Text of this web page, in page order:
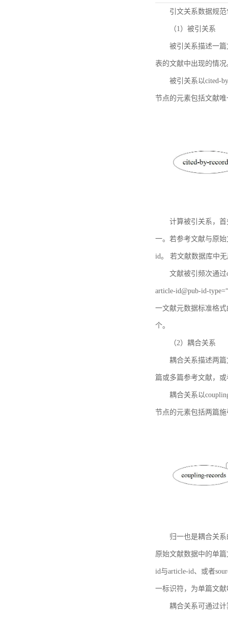
引文关系数据规
（1）被引关系
被引关系描述一
表的文献中出现的情况
被引关系以cited-
节点的元素包括文献
计算被引关系，
一。若参考文献与原
id。 若文献数据库中
文献被引频次通
article-id@pub-id-
一文献元数据标准格
个。
（2）耦合关系
耦合关系描述两
篇或多篇参考文献，
耦合关系以
节点的元素包括两篇
归一也是耦合关
原始文献数据中的单篇
id与article-id、或者
一标识符，为单篇文
耦合关系可通过